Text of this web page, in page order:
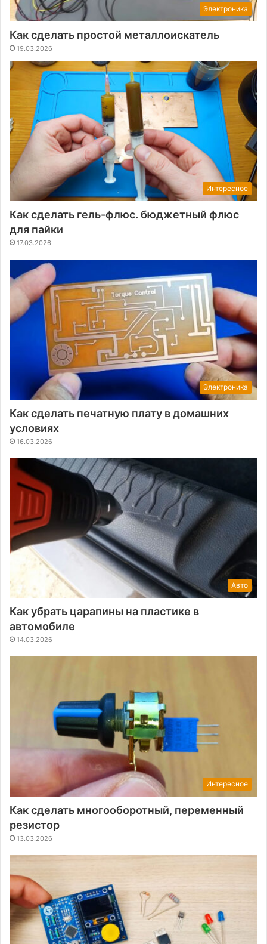
Электроника
Как сделать простой металлоискатель
19.03.2026
Интересное
Как сделать гель-флюс. бюджетный флюс
для пайки
17.03.2026
Электроника
Как сделать печатную плату в домашних
условиях
16.03.2026
Авто
Как убрать царапины на пластике в
автомобиле
14.03.2026
Интересное
Как сделать многооборотный, переменный
резистор
13.03.2026